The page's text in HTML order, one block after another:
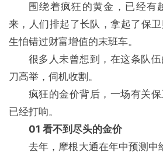
围绕着疯狂的黄金，已经有
来，人们排起了长队，拿起了保卫
生怕错过财富增值的末班车。
很多人未曾想到，在这条队
刀高举，伺机收割。
疯狂的金价背后，一场有关
已经打响。
01 看不到尽头的金价
去年，摩根大通在年中预测